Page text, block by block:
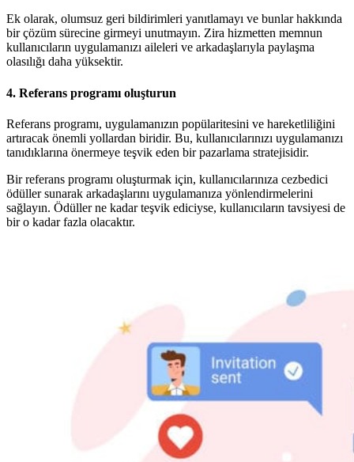
Ek olarak, olumsuz geri bildirimleri yanıtlamayı ve bunlar hakkında
bir çözüm sürecine girmeyi unutmayın. Zira hizmetten memnun
kullanıcıların uygulamanızı aileleri ve arkadaşlarıyla paylaşma
olasılığı daha yüksektir.
4. Referans programı oluşturun
Referans programı, uygulamanızın popülaritesini ve hareketliliğini
artıracak önemli yollardan biridir. Bu, kullanıcılarınızı uygulamanızı
tanıdıklarına önermeye teşvik eden bir pazarlama stratejisidir.
Bir referans programı oluşturmak için, kullanıcılarınıza cezbedici
ödüller sunarak arkadaşlarını uygulamanıza yönlendirmelerini
sağlayın. Ödüller ne kadar teşvik ediciyse, kullanıcıların tavsiyesi de
bir o kadar fazla olacaktır.